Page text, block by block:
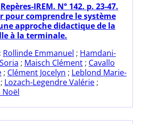
Repères-IREM. N° 142. p. 23-47.
pour comprendre le système
approche didactique de la
à la terminale.
Rollinde Emmanuel ; Hamdani-
; Maisch Clément ; Cavallo
; Clément Jocelyn ; Leblond Marie-
; Lozach-Legendre Valérie ;
Noël